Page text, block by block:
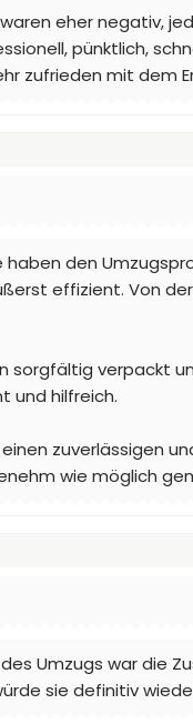
eher negativ,
pünktlich,
zufrieden mit dem
haben den
effizient. Von
sorgfältig verpackt
und hilfreich.
zuverlässigen
wie möglich
Umzugs war die
sie definitiv